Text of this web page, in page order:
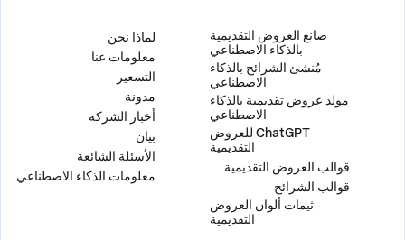
صانع العروض التقديمية
بالذكاء الاصطناعي
مُنشئ الشرائح بالذكاء
الاصطناعي
مولد عروض تقديمية بالذكاء
الاصطناعي
ChatGPT للعروض
التقديمية
قوالب العروض التقديمية
قوالب الشرائح
ثيمات ألوان العروض
التقديمية
لماذا نحن
معلومات عنا
التسعير
مدونة
أخبار الشركة
بيان
الأسئلة الشائعة
معلومات الذكاء الاصطناعي